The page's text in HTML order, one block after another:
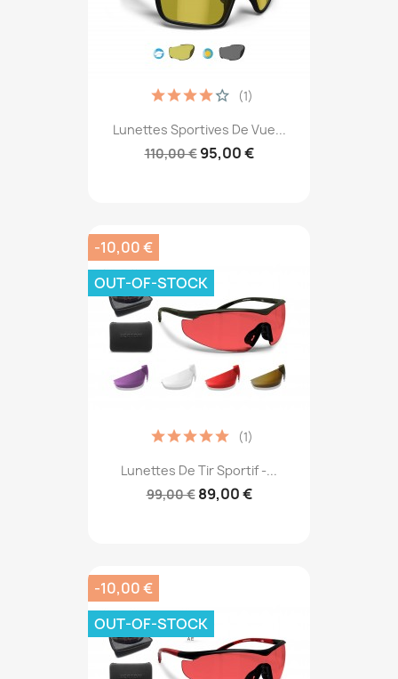
Lunettes Sportives De Vue...
110,00 € 95,00 €
(1)
Lunettes De Tir Sportif -...
99,00 € 89,00 €
(1)
-10,00 €
OUT-OF-STOCK
-10,00 €
OUT-OF-STOCK